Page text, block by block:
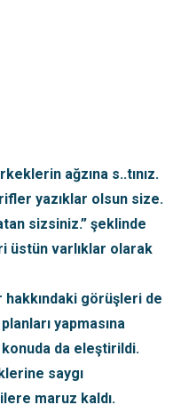
ağzına s..tınız.
yazıklar olsun size.
sizsiniz.” şeklinde
üstün varlıklar olarak
hakkındaki görüşleri de
yapmasına
da eleştirildi.
saygı
maruz kaldı.